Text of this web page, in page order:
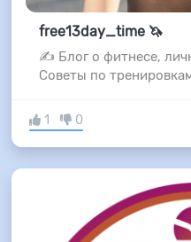
free13day_time 🦄
✍️ Блог о фитнесе,
Советы по
1 0